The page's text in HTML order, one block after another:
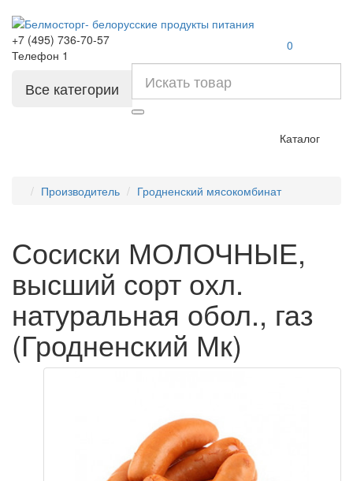
+7 (495) 736-70-57
Телефон 1
0
Все категории
Каталог
Производитель Гродненский мясокомбинат
Сосиски МОЛОЧНЫЕ,
высший сорт охл.
натуральная обол., газ
(Гродненский Мк)